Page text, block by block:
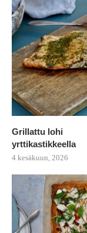
Grillattu lohi
yrttikastikkeella
4 kesäkuun, 2026